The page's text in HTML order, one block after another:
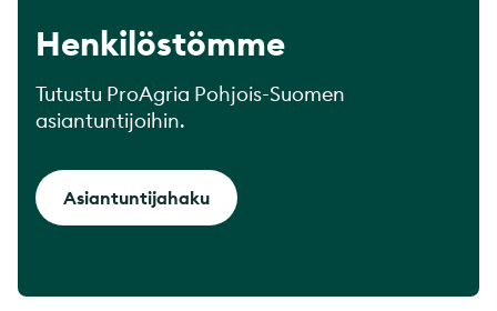
Henkilöstömme
Tutustu ProAgria Pohjois-Suomen
asiantuntijoihin.
Asiantuntijahaku